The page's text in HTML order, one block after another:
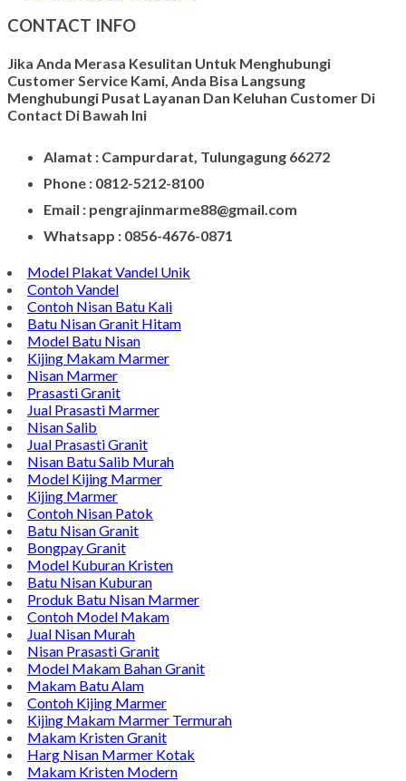
CONTACT INFO
Jika Anda Merasa Kesulitan Untuk Menghubungi
Customer Service Kami, Anda Bisa Langsung
Menghubungi Pusat Layanan Dan Keluhan Customer Di
Contact Di Bawah Ini
Alamat : Campurdarat, Tulungagung 66272
Phone : 0812-5212-8100
Email : pengrajinmarme88@gmail.com
Whatsapp : 0856-4676-0871
Model Plakat Vandel Unik
Contoh Vandel
Contoh Nisan Batu Kali
Batu Nisan Granit Hitam
Model Batu Nisan
Kijing Makam Marmer
Nisan Marmer
Prasasti Granit
Jual Prasasti Marmer
Nisan Salib
Jual Prasasti Granit
Nisan Batu Salib Murah
Model Kijing Marmer
Kijing Marmer
Contoh Nisan Patok
Batu Nisan Granit
Bongpay Granit
Model Kuburan Kristen
Batu Nisan Kuburan
Produk Batu Nisan Marmer
Contoh Model Makam
Jual Nisan Murah
Nisan Prasasti Granit
Model Makam Bahan Granit
Makam Batu Alam
Contoh Kijing Marmer
Kijing Makam Marmer Termurah
Makam Kristen Granit
Harg Nisan Marmer Kotak
Makam Kristen Modern